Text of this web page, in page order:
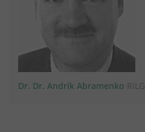
Dr. Dr. Andrik Abramenko RiLG